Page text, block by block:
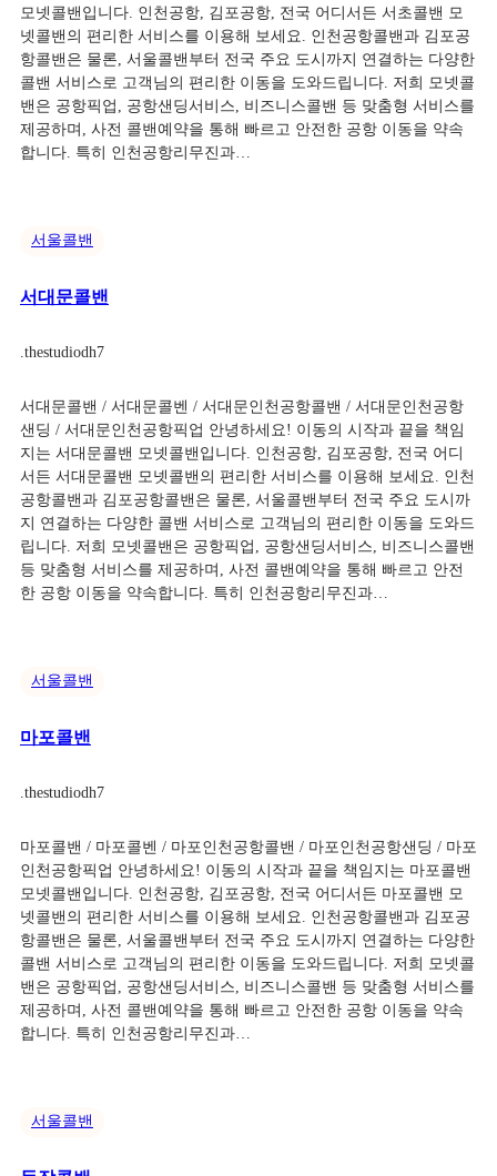
모넷콜밴입니다. 인천공항, 김포공항, 전국 어디서든 서초콜밴 모
넷콜밴의 편리한 서비스를 이용해 보세요. 인천공항콜밴과 김포공
항콜밴은 물론, 서울콜밴부터 전국 주요 도시까지 연결하는 다양한
콜밴 서비스로 고객님의 편리한 이동을 도와드립니다. 저희 모넷콜
밴은 공항픽업, 공항샌딩서비스, 비즈니스콜밴 등 맞춤형 서비스를
제공하며, 사전 콜밴예약을 통해 빠르고 안전한 공항 이동을 약속
합니다. 특히 인천공항리무진과…
서울콜밴
서대문콜밴
.thestudiodh7
서대문콜밴 / 서대문콜벤 / 서대문인천공항콜밴 / 서대문인천공항
샌딩 / 서대문인천공항픽업 안녕하세요! 이동의 시작과 끝을 책임
지는 서대문콜밴 모넷콜밴입니다. 인천공항, 김포공항, 전국 어디
서든 서대문콜밴 모넷콜밴의 편리한 서비스를 이용해 보세요. 인천
공항콜밴과 김포공항콜밴은 물론, 서울콜밴부터 전국 주요 도시까
지 연결하는 다양한 콜밴 서비스로 고객님의 편리한 이동을 도와드
립니다. 저희 모넷콜밴은 공항픽업, 공항샌딩서비스, 비즈니스콜밴
등 맞춤형 서비스를 제공하며, 사전 콜밴예약을 통해 빠르고 안전
한 공항 이동을 약속합니다. 특히 인천공항리무진과…
서울콜밴
마포콜밴
.thestudiodh7
마포콜밴 / 마포콜벤 / 마포인천공항콜밴 / 마포인천공항샌딩 / 마포
인천공항픽업 안녕하세요! 이동의 시작과 끝을 책임지는 마포콜밴
모넷콜밴입니다. 인천공항, 김포공항, 전국 어디서든 마포콜밴 모
넷콜밴의 편리한 서비스를 이용해 보세요. 인천공항콜밴과 김포공
항콜밴은 물론, 서울콜밴부터 전국 주요 도시까지 연결하는 다양한
콜밴 서비스로 고객님의 편리한 이동을 도와드립니다. 저희 모넷콜
밴은 공항픽업, 공항샌딩서비스, 비즈니스콜밴 등 맞춤형 서비스를
제공하며, 사전 콜밴예약을 통해 빠르고 안전한 공항 이동을 약속
합니다. 특히 인천공항리무진과…
서울콜밴